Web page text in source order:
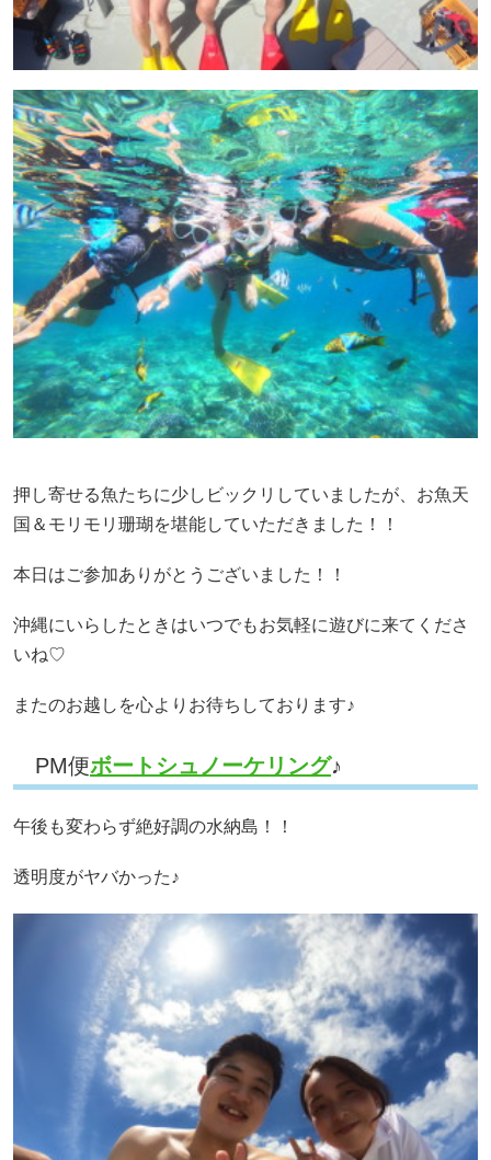
押し寄せる魚たちに少しビックリしていましたが、お魚天
国＆モリモリ珊瑚を堪能していただきました！！
本日はご参加ありがとうございました！！
沖縄にいらしたときはいつでもお気軽に遊びに来てくださ
いね♡
またのお越しを心よりお待ちしております♪
PM便ボートシュノーケリング♪
午後も変わらず絶好調の水納島！！
透明度がヤバかった♪